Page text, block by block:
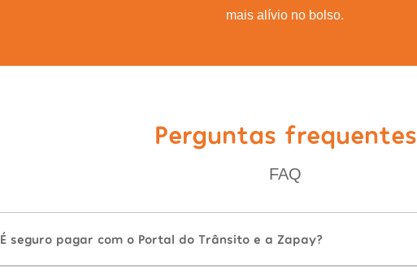
mais alívio no bolso.
Perguntas frequentes
FAQ
É seguro pagar com o Portal do Trânsito e a Zapay?